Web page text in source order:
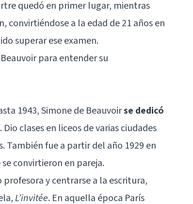
quedó en primer lugar, mientras
convirtiéndose a la edad de 21 años en
superar ese examen.
para entender su
1943, Simone de Beauvoirse dedicó
. Dio clases en liceos de varias ciudades
También fue a partir del año 1929 en
convirtieron en pareja.
y centrarse a la escritura,
L’invitée. En aquella época París